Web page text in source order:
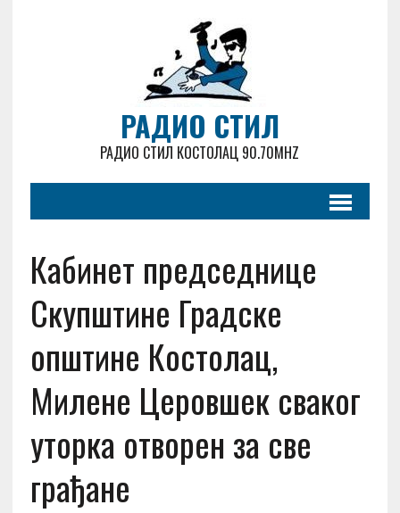
РАДИО СТИЛ
РАДИО СТИЛ КОСТОЛАЦ 90.70MHZ
Кабинет председнице
Скупштине Градске
општине Костолац,
Милене Церовшек сваког
уторка отворен за све
грађане